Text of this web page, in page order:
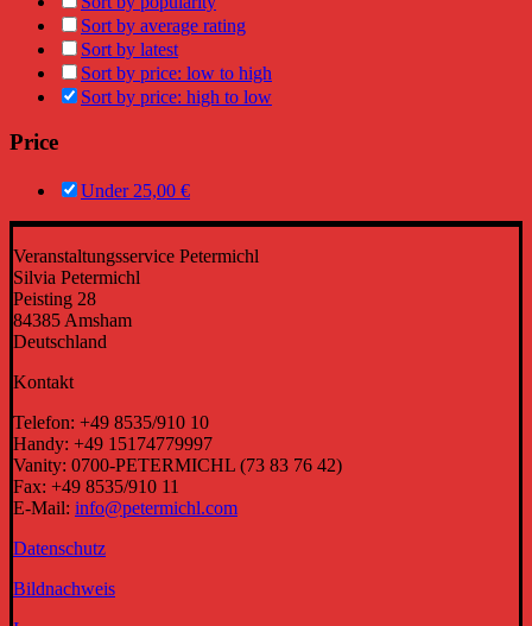
Sort by average rating
Sort by latest
Sort by price: low to high
Sort by price: high to low
Price
Under 25,00 €
Veranstaltungsservice Petermichl
Silvia Petermichl
Peisting 28
84385 Amsham
Deutschland
Kontakt
Telefon: +49 8535/910 10
Handy: +49 15174779997
Vanity: 0700-PETERMICHL (73 83 76 42)
Fax: +49 8535/910 11
E-Mail: info@petermichl.com
Datenschutz
Bildnachweis